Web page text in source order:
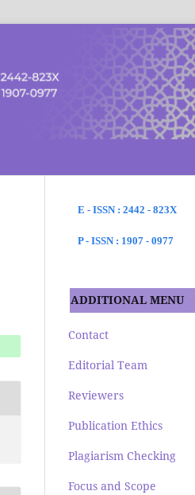
E - ISSN : 2442 - 823X
P - ISSN : 1907 - 0977
ADDITIONAL MENU
Contact
Editorial Team
Reviewers
Publication Ethics
Plagiarism Checking
Focus and Scope